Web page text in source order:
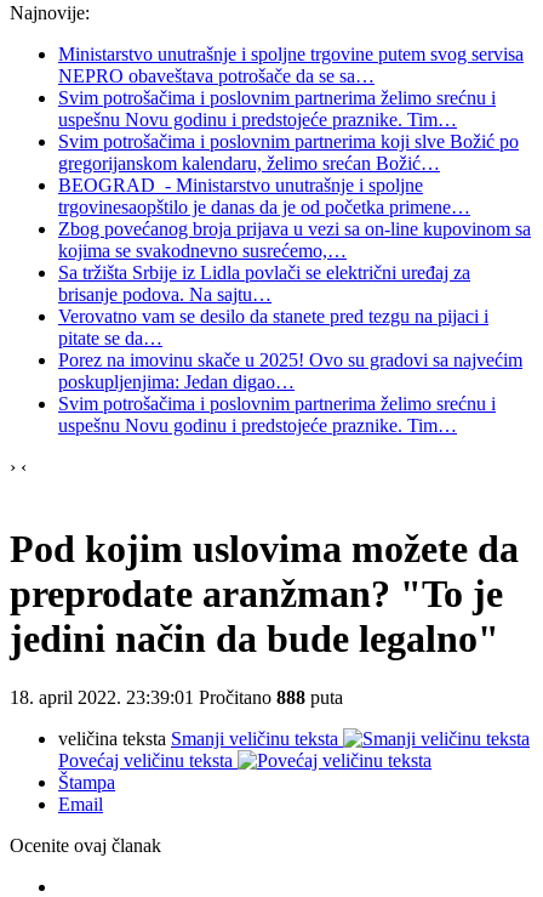
Najnovije:
Ministarstvo unutrašnje i spoljne trgovine putem svog servisa
NEPRO obaveštava potrošače da se sa…
Svim potrošačima i poslovnim partnerima želimo srećnu i
uspešnu Novu godinu i predstojeće praznike. Tim…
Svim potrošačima i poslovnim partnerima koji slve Božić po
gregorijanskom kalendaru, želimo srećan Božić…
BEOGRAD - Ministarstvo unutrašnje i spoljne
trgovinesaopštilo je danas da je od početka primene…
Zbog povećanog broja prijava u vezi sa on-line kupovinom sa
kojima se svakodnevno susrećemo,…
Sa tržišta Srbije iz Lidla povlači se električni uređaj za
brisanje podova. Na sajtu…
Verovatno vam se desilo da stanete pred tezgu na pijaci i
pitate se da…
Porez na imovinu skače u 2025! Ovo su gradovi sa najvećim
poskupljenjima: Jedan digao…
Svim potrošačima i poslovnim partnerima želimo srećnu i
uspešnu Novu godinu i predstojeće praznike. Tim…
› ‹
Pod kojim uslovima možete da
preprodate aranžman? "To je
jedini način da bude legalno"
18. april 2022. 23:39:01 Pročitano 888 puta
veličina teksta Smanji veličinu teksta
Povećaj veličinu teksta
Štampa
Email
Ocenite ovaj članak